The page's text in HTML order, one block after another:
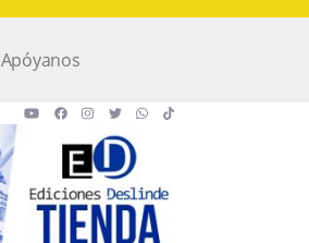
Apóyanos